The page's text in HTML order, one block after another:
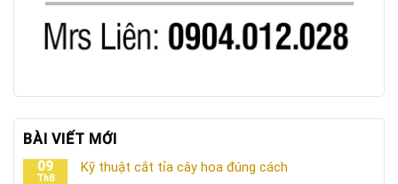
BÀI VIẾT MỚI
09
Th8
Kỹ thuật cắt tỉa cây hoa đúng cách